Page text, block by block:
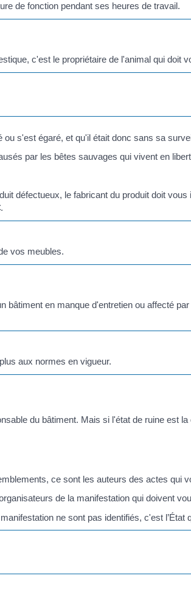
de fonction pendant ses heures de travail.
c'est le propriétaire de l'animal qui doit
s'est égaré, et qu'il était donc sans sa
par les bêtes sauvages qui vivent en
défectueux, le fabricant du produit doit
.
vos meubles.
en manque d'entretien ou affecté
aux normes en vigueur.
du bâtiment. Mais si l'état de ruine est
ce sont les auteurs des actes qui
de la manifestation qui doivent
ne sont pas identifiés, c'est l’État